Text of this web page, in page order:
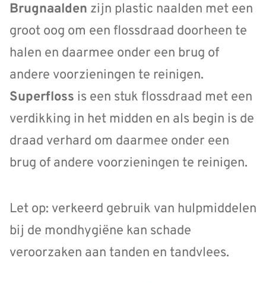
Brugnaalden zijn plastic naalden met een
groot oog om een flossdraad doorheen te
halen en daarmee onder een brug of
andere voorzieningen te reinigen.
Superfloss is een stuk flossdraad met een
verdikking in het midden en als begin is de
draad verhard om daarmee onder een
brug of andere voorzieningen te reinigen.
Let op: verkeerd gebruik van hulpmiddelen
bij de mondhygiëne kan schade
veroorzaken aan tanden en tandvlees.